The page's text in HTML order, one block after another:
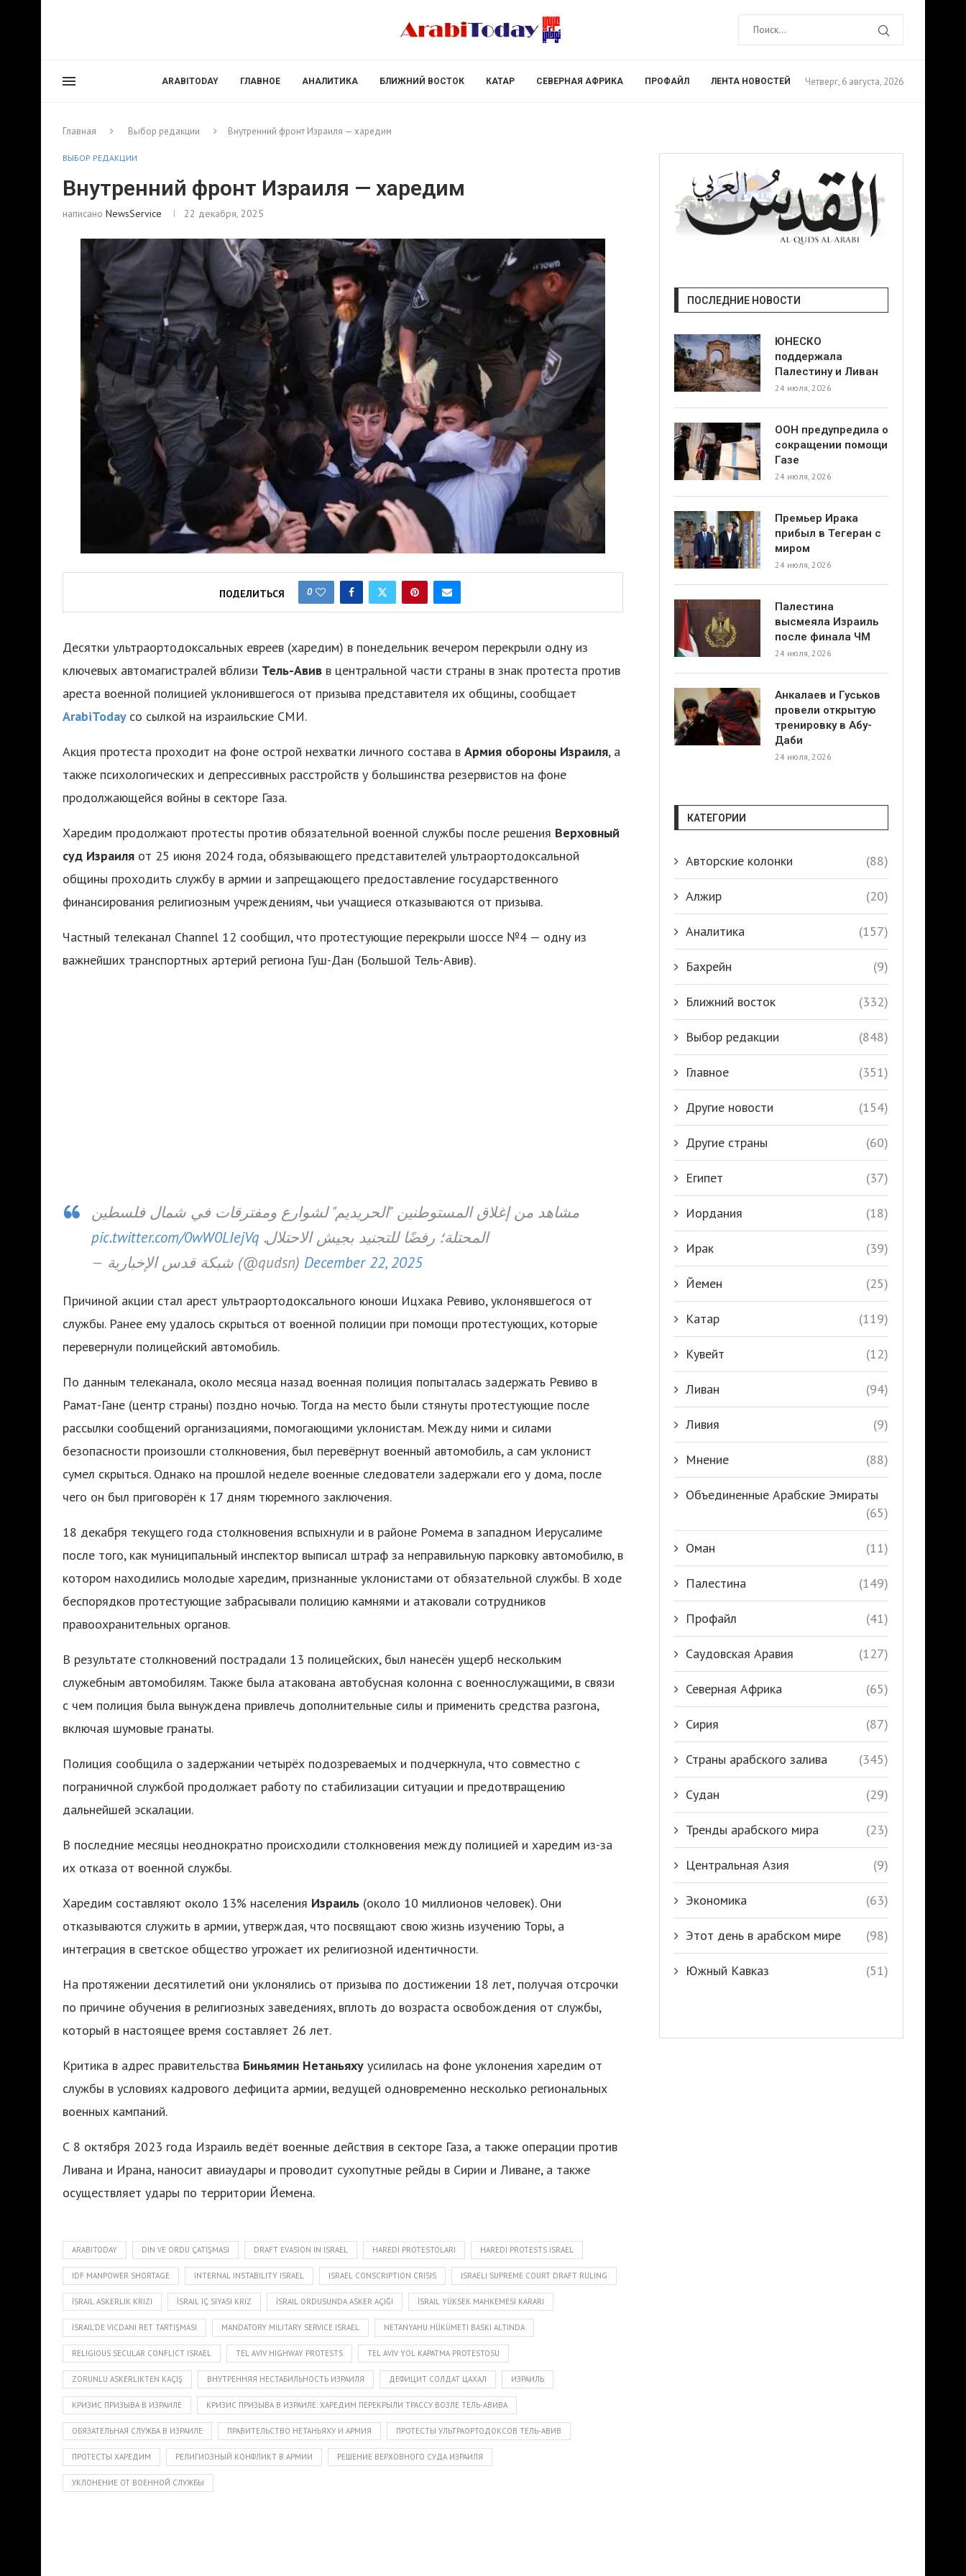
ARABITODAY ГЛАВНОЕ АНАЛИТИКА БЛИЖНИЙ ВОСТОК КАТАР СЕВЕРНАЯ АФРИКА ПРОФАЙЛ ЛЕНТА НОВОСТЕЙ Четверг, 6 августа, 2026
Главная Выбор редакции Внутренний фронт Израиля — харедим
ВЫБОР РЕДАКЦИИ
Внутренний фронт Израиля — харедим
написано NewsService 22 декабря, 2025
ПОДЕЛИТЬСЯ 0
Десятки ультраортодоксальных евреев (харедим) в понедельник вечером перекрыли одну из
ключевых автомагистралей вблизи Тель-Авив в центральной части страны в знак протеста против
ареста военной полицией уклонившегося от призыва представителя их общины, сообщает
ArabiToday со сылкой на израильские СМИ.
Акция протеста проходит на фоне острой нехватки личного состава в Армия обороны Израиля, а
также психологических и депрессивных расстройств у большинства резервистов на фоне
продолжающейся войны в секторе Газа.
Харедим продолжают протесты против обязательной военной службы после решения Верховный
суд Израиля от 25 июня 2024 года, обязывающего представителей ультраортодоксальной
общины проходить службу в армии и запрещающего предоставление государственного
финансирования религиозным учреждениям, чьи учащиеся отказываются от призыва.
Частный телеканал Channel 12 сообщил, что протестующие перекрыли шоссе №4 — одну из
важнейших транспортных артерий региона Гуш-Дан (Большой Тель-Авив).
مشاهد من إغلاق المستوطنين "الحريديم" لشوارع ومفترقات في شمال فلسطين
المحتلة؛ رفضًا للتجنيد بجيش الاحتلال. pic.twitter.com/0wW0LIejVq
— شبكة قدس الإخبارية (@qudsn) December 22, 2025
Причиной акции стал арест ультраортодоксального юноши Ицхака Ревиво, уклонявшегося от
службы. Ранее ему удалось скрыться от военной полиции при помощи протестующих, которые
перевернули полицейский автомобиль.
По данным телеканала, около месяца назад военная полиция попыталась задержать Ревиво в
Рамат-Гане (центр страны) поздно ночью. Тогда на место были стянуты протестующие после
рассылки сообщений организациями, помогающими уклонистам. Между ними и силами
безопасности произошли столкновения, был перевёрнут военный автомобиль, а сам уклонист
сумел скрыться. Однако на прошлой неделе военные следователи задержали его у дома, после
чего он был приговорён к 17 дням тюремного заключения.
18 декабря текущего года столкновения вспыхнули и в районе Ромема в западном Иерусалиме
после того, как муниципальный инспектор выписал штраф за неправильную парковку автомобилю, в
котором находились молодые харедим, признанные уклонистами от обязательной службы. В ходе
беспорядков протестующие забрасывали полицию камнями и атаковали сотрудников
правоохранительных органов.
В результате столкновений пострадали 13 полицейских, был нанесён ущерб нескольким
служебным автомобилям. Также была атакована автобусная колонна с военнослужащими, в связи
с чем полиция была вынуждена привлечь дополнительные силы и применить средства разгона,
включая шумовые гранаты.
Полиция сообщила о задержании четырёх подозреваемых и подчеркнула, что совместно с
пограничной службой продолжает работу по стабилизации ситуации и предотвращению
дальнейшей эскалации.
В последние месяцы неоднократно происходили столкновения между полицией и харедим из-за
их отказа от военной службы.
Харедим составляют около 13% населения Израиль (около 10 миллионов человек). Они
отказываются служить в армии, утверждая, что посвящают свою жизнь изучению Торы, а
интеграция в светское общество угрожает их религиозной идентичности.
На протяжении десятилетий они уклонялись от призыва по достижении 18 лет, получая отсрочки
по причине обучения в религиозных заведениях, вплоть до возраста освобождения от службы,
который в настоящее время составляет 26 лет.
Критика в адрес правительства Биньямин Нетаньяху усилилась на фоне уклонения харедим от
службы в условиях кадрового дефицита армии, ведущей одновременно несколько региональных
военных кампаний.
С 8 октября 2023 года Израиль ведёт военные действия в секторе Газа, а также операции против
Ливана и Ирана, наносит авиаудары и проводит сухопутные рейды в Сирии и Ливане, а также
осуществляет удары по территории Йемена.
ARABITODAY DIN VE ORDU ÇATIŞMASI DRAFT EVASION IN ISRAEL HAREDI PROTESTOLARI HAREDI PROTESTS ISRAEL
IDF MANPOWER SHORTAGE INTERNAL INSTABILITY ISRAEL ISRAEL CONSCRIPTION CRISIS ISRAELI SUPREME COURT DRAFT RULING
İSRAIL ASKERLIK KRIZI İSRAIL IÇ SIYASI KRIZ İSRAIL ORDUSUNDA ASKER AÇIĞI İSRAIL YÜKSEK MAHKEMESI KARARI
İSRAIL’DE VICDANI RET TARTIŞMASI MANDATORY MILITARY SERVICE ISRAEL NETANYAHU HÜKÜMETI BASKI ALTINDA
RELIGIOUS SECULAR CONFLICT ISRAEL TEL AVIV HIGHWAY PROTESTS TEL AVIV YOL KAPATMA PROTESTOSU
ZORUNLU ASKERLIKTEN KAÇIŞ ВНУТРЕННЯЯ НЕСТАБИЛЬНОСТЬ ИЗРАИЛЯ ДЕФИЦИТ СОЛДАТ ЦАХАЛ ИЗРАИЛЬ
КРИЗИС ПРИЗЫВА В ИЗРАИЛЕ КРИЗИС ПРИЗЫВА В ИЗРАИЛЕ: ХАРЕДИМ ПЕРЕКРЫЛИ ТРАССУ ВОЗЛЕ ТЕЛЬ-АВИВА
ОБЯЗАТЕЛЬНАЯ СЛУЖБА В ИЗРАИЛЕ ПРАВИТЕЛЬСТВО НЕТАНЬЯХУ И АРМИЯ ПРОТЕСТЫ УЛЬТРАОРТОДОКСОВ ТЕЛЬ-АВИВ
ПРОТЕСТЫ ХАРЕДИМ РЕЛИГИОЗНЫЙ КОНФЛИКТ В АРМИИ РЕШЕНИЕ ВЕРХОВНОГО СУДА ИЗРАИЛЯ
УКЛОНЕНИЕ ОТ ВОЕННОЙ СЛУЖБЫ
ПОСЛЕДНИЕ НОВОСТИ
ЮНЕСКО
поддержала
Палестину и Ливан
24 июля, 2026
ООН предупредила о
сокращении помощи
Газе
24 июля, 2026
Премьер Ирака
прибыл в Тегеран с
миром
24 июля, 2026
Палестина
высмеяла Израиль
после финала ЧМ
24 июля, 2026
Анкалаев и Гуськов
провели открытую
тренировку в Абу-
Даби
24 июля, 2026
КАТЕГОРИИ
Авторские колонки (88)
Алжир (20)
Аналитика (157)
Бахрейн (9)
Ближний восток (332)
Выбор редакции (848)
Главное (351)
Другие новости (154)
Другие страны (60)
Египет (37)
Иордания (18)
Ирак (39)
Йемен (25)
Катар (119)
Кувейт (12)
Ливан (94)
Ливия (9)
Мнение (88)
Объединенные Арабские Эмираты
(65)
Оман (11)
Палестина (149)
Профайл (41)
Саудовская Аравия (127)
Северная Африка (65)
Сирия (87)
Страны арабского залива (345)
Судан (29)
Тренды арабского мира (23)
Центральная Азия (9)
Экономика (63)
Этот день в арабском мире (98)
Южный Кавказ (51)